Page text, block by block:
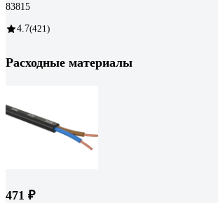
83815
4.7(421)
Расходные материалы
471 ₽